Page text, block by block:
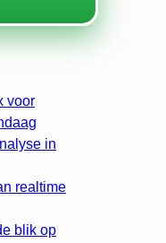
voor
in
realtime
blik op